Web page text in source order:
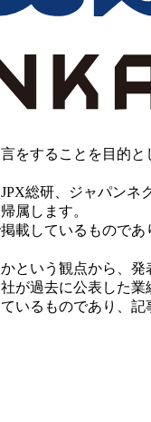
をすることを目的と
研、ジャパンネ
属します。
しているもので
いう観点から、
過去に公表した
るものであり、